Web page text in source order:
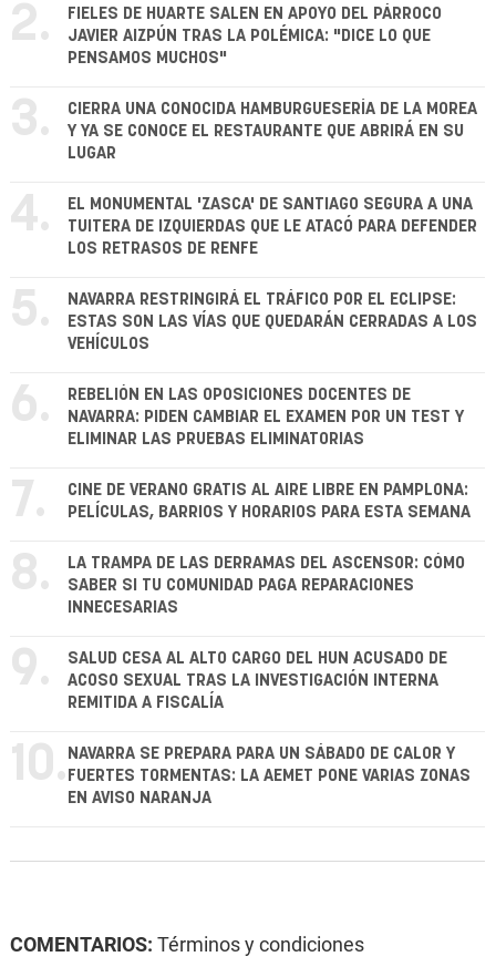
2.
FIELES DE HUARTE SALEN EN APOYO DEL PÁRROCO
JAVIER AIZPÚN TRAS LA POLÉMICA: "DICE LO QUE
PENSAMOS MUCHOS"
3.
CIERRA UNA CONOCIDA HAMBURGUESERÍA DE LA MOREA
Y YA SE CONOCE EL RESTAURANTE QUE ABRIRÁ EN SU
LUGAR
4.
EL MONUMENTAL 'ZASCA' DE SANTIAGO SEGURA A UNA
TUITERA DE IZQUIERDAS QUE LE ATACÓ PARA DEFENDER
LOS RETRASOS DE RENFE
5.
NAVARRA RESTRINGIRÁ EL TRÁFICO POR EL ECLIPSE:
ESTAS SON LAS VÍAS QUE QUEDARÁN CERRADAS A LOS
VEHÍCULOS
6.
REBELIÓN EN LAS OPOSICIONES DOCENTES DE
NAVARRA: PIDEN CAMBIAR EL EXAMEN POR UN TEST Y
ELIMINAR LAS PRUEBAS ELIMINATORIAS
7.
CINE DE VERANO GRATIS AL AIRE LIBRE EN PAMPLONA:
PELÍCULAS, BARRIOS Y HORARIOS PARA ESTA SEMANA
8.
LA TRAMPA DE LAS DERRAMAS DEL ASCENSOR: CÓMO
SABER SI TU COMUNIDAD PAGA REPARACIONES
INNECESARIAS
9.
SALUD CESA AL ALTO CARGO DEL HUN ACUSADO DE
ACOSO SEXUAL TRAS LA INVESTIGACIÓN INTERNA
REMITIDA A FISCALÍA
10. NAVARRA SE PREPARA PARA UN SÁBADO DE CALOR Y
FUERTES TORMENTAS: LA AEMET PONE VARIAS ZONAS
EN AVISO NARANJA
COMENTARIOS: Términos y condiciones